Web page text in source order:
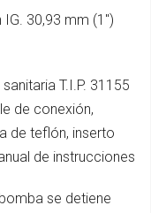
30,93 mm (1")
T.I.P. 31155
de conexión,
de teflón, inserto
de instrucciones
se detiene